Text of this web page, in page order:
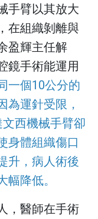
手臂以其放大
在組織剝離與
盈輝主任解
鏡手術能運用
一個10公分的
為運針受限，
西機械手臂卻
身體組織傷口
升，病人術後
降低。
，醫師在手術